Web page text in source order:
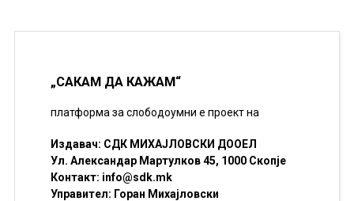
„САКАМ ДА КАЖАМ“
платформа за слободоумни е проект на
Издавач: СДК МИХАЈЛОВСКИ ДООЕЛ
Ул. Александар Мартулков 45, 1000 Скопје
Контакт: info@sdk.mk
Управител: Горан Михајловски